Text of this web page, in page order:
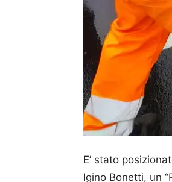
E’ stato
Igino Bonetti, un